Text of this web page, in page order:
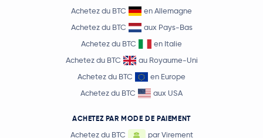
Achetez du BTC
en Allemagne
Achetez du BTC
aux Pays-Bas
Achetez du BTC
en Italie
Achetez du BTC
au Royaume-Uni
Achetez du BTC
en Europe
Achetez du BTC
aux USA
ACHETEZ PAR MODE DE PAIEMENT
Achetez du BTC
par Virement